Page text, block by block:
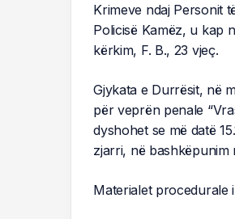
Krimeve ndaj Personit
Policisë Kamëz, u kap
kërkim, F. B., 23 vjeç.
Gjykata e Durrësit, në
për veprën penale
dyshohet se më datë
zjarri, në bashkëpunim
Materialet procedurale